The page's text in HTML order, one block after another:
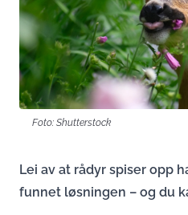
Foto: Shutterstock
Lei av at rådyr spiser opp
funnet løsningen – og du